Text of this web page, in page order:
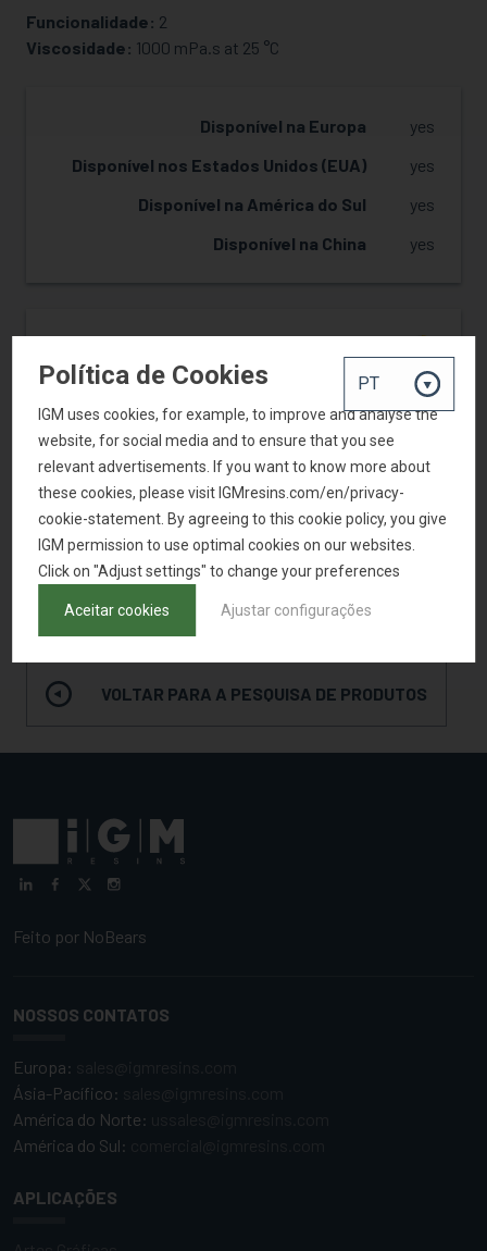
SOLICITAR AMOSTRA
Funcionalidade: 2
Viscosidade: 1000 mPa.s at 25 °C
Disponível na Europa
yes
Disponível nos Estados Unidos (EUA)
yes
Disponível na América do Sul
yes
Disponível na China
yes
Dureza
2
Resistência ao amarelecimento
2
Adesão
2
Sistemas Pigmentados
SOLICITAR AMOSTRA
VOLTAR PARA A PESQUISA DE PRODUTOS
Feito por NoBears
NOSSOS CONTATOS
Europa:
Ásia-Pacífico:
América do Norte:
América do Sul:
APLICAÇÕES
Política de Cookies
IGM uses cookies, for example, to improve and analyse the
website, for social media and to ensure that you see
relevant advertisements. If you want to know more about
these cookies, please visit IGMresins.com/en/privacy-
cookie-statement. By agreeing to this cookie policy, you give
IGM permission to use optimal cookies on our websites.
Click on "Adjust settings" to change your preferences
Aceitar cookies Ajustar configurações